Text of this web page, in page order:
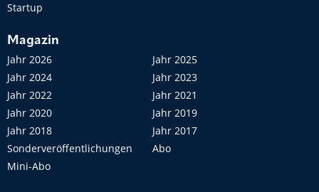
Startup
Magazin
Jahr 2026
Jahr 2025
Jahr 2024
Jahr 2023
Jahr 2022
Jahr 2021
Jahr 2020
Jahr 2019
Jahr 2018
Jahr 2017
Sonderveröffentlichungen
Abo
Mini-Abo